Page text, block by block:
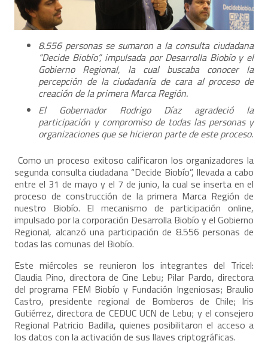
8.556 personas se sumaron a la consulta ciudadana
“Decide Biobío”, impulsada por Desarrolla Biobío y el
Gobierno Regional, la cual buscaba conocer la
percepción de la ciudadanía de cara al proceso de
creación de la primera Marca Región.
El Gobernador Rodrigo Díaz agradeció la
participación y compromiso de todas las personas y
organizaciones que se hicieron parte de este proceso.
Como un proceso exitoso calificaron los organizadores la
segunda consulta ciudadana “Decide Biobío”, llevada a cabo
entre el 31 de mayo y el 7 de junio, la cual se inserta en el
proceso de construcción de la primera Marca Región de
nuestro Biobío. El mecanismo de participación online,
impulsado por la corporación Desarrolla Biobío y el Gobierno
Regional, alcanzó una participación de 8.556 personas de
todas las comunas del Biobío.
Este miércoles se reunieron los integrantes del Tricel:
Claudia Pino, directora de Cine Lebu; Pilar Pardo, directora
del programa FEM Biobío y Fundación Ingeniosas; Braulio
Castro, presidente regional de Bomberos de Chile; Iris
Gutiérrez, directora de CEDUC UCN de Lebu; y el consejero
Regional Patricio Badilla, quienes posibilitaron el acceso a
los datos con la activación de sus llaves criptográficas.